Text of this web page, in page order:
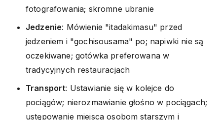
fotografowania; skromne ubranie
Jedzenie: Mówienie "itadakimasu" przed
jedzeniem i "gochisousama" po; napiwki nie są
oczekiwane; gotówka preferowana w
tradycyjnych restauracjach
Transport: Ustawianie się w kolejce do
pociągów; nierozmawianie głośno w pociągach;
ustępowanie miejsca osobom starszym i